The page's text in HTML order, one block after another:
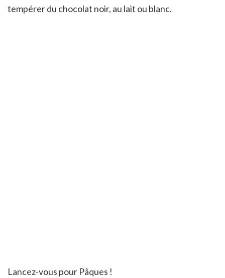
tempérer du chocolat noir, au lait ou blanc.
Lancez-vous pour Pâques !